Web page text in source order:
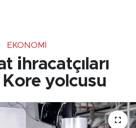
EKONOMİ
ihracatçıları
yolcusu